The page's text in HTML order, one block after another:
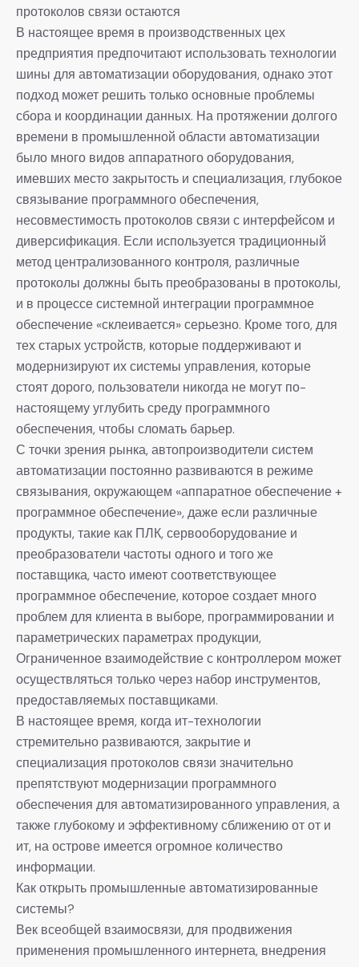
протоколов связи остаются
В настоящее время в производственных цех
предприятия предпочитают использовать технологии
шины для автоматизации оборудования, однако этот
подход может решить только основные проблемы
сбора и координации данных. На протяжении долгого
времени в промышленной области автоматизации
было много видов аппаратного оборудования,
имевших место закрытость и специализация, глубокое
связывание программного обеспечения,
несовместимость протоколов связи с интерфейсом и
диверсификация. Если используется традиционный
метод централизованного контроля, различные
протоколы должны быть преобразованы в протоколы,
и в процессе системной интеграции программное
обеспечение «склеивается» серьезно. Кроме того, для
тех старых устройств, которые поддерживают и
модернизируют их системы управления, которые
стоят дорого, пользователи никогда не могут по-
настоящему углубить среду программного
обеспечения, чтобы сломать барьер.
С точки зрения рынка, автопроизводители систем
автоматизации постоянно развиваются в режиме
связывания, окружающем «аппаратное обеспечение +
программное обеспечение», даже если различные
продукты, такие как ПЛК, сервооборудование и
преобразователи частоты одного и того же
поставщика, часто имеют соответствующее
программное обеспечение, которое создает много
проблем для клиента в выборе, программировании и
параметрических параметрах продукции,
Ограниченное взаимодействие с контроллером может
осуществляться только через набор инструментов,
предоставляемых поставщиками.
В настоящее время, когда ит-технологии
стремительно развиваются, закрытие и
специализация протоколов связи значительно
препятствуют модернизации программного
обеспечения для автоматизированного управления, а
также глубокому и эффективному сближению от от и
ит, на острове имеется огромное количество
информации.
Как открыть промышленные автоматизированные
системы?
Век всеобщей взаимосвязи, для продвижения
применения промышленного интернета, внедрения